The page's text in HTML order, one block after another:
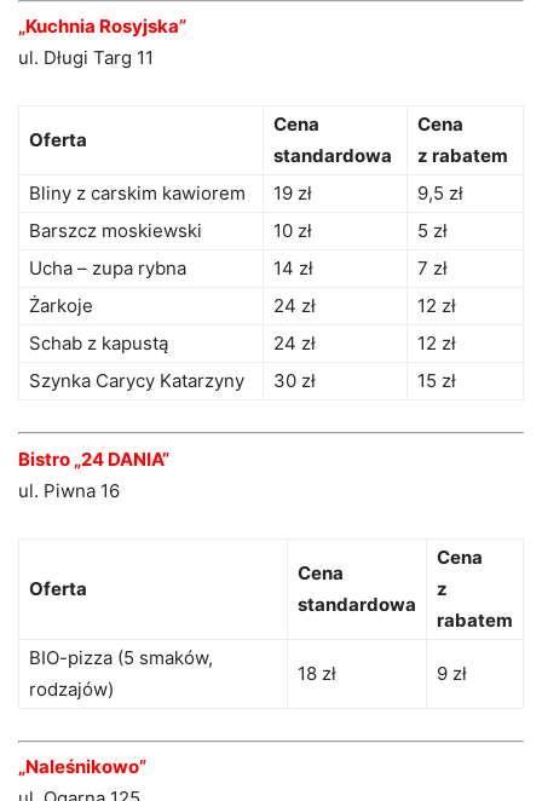
„Kuchnia Rosyjska”
ul. Długi Targ 11
Oferta
Cena
standardowa
Cena
z rabatem
Bliny z carskim kawiorem
19 zł
9,5 zł
Barszcz moskiewski
10 zł
5 zł
Ucha – zupa rybna
14 zł
7 zł
Żarkoje
24 zł
12 zł
Schab z kapustą
24 zł
12 zł
Szynka Carycy Katarzyny
30 zł 15 zł
Bistro „24 DANIA”
ul. Piwna 16
Oferta
Cena
standardowa
Cena
z
rabatem
BIO-pizza (5 smaków,
rodzajów)
18 zł 9 zł
„Naleśnikowo”